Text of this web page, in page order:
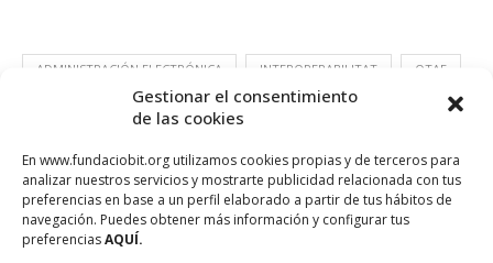
Gestionar el consentimiento
de las cookies
En www.fundaciobit.org utilizamos cookies propias y de terceros para
analizar nuestros servicios y mostrarte publicidad relacionada con tus
preferencias en base a un perfil elaborado a partir de tus hábitos de
navegación. Puedes obtener más información y configurar tus
preferenciasAQUÍ.
ADMINISTRACIÓN ELECTRÓNICA INTEROPERABILITAT OTAE